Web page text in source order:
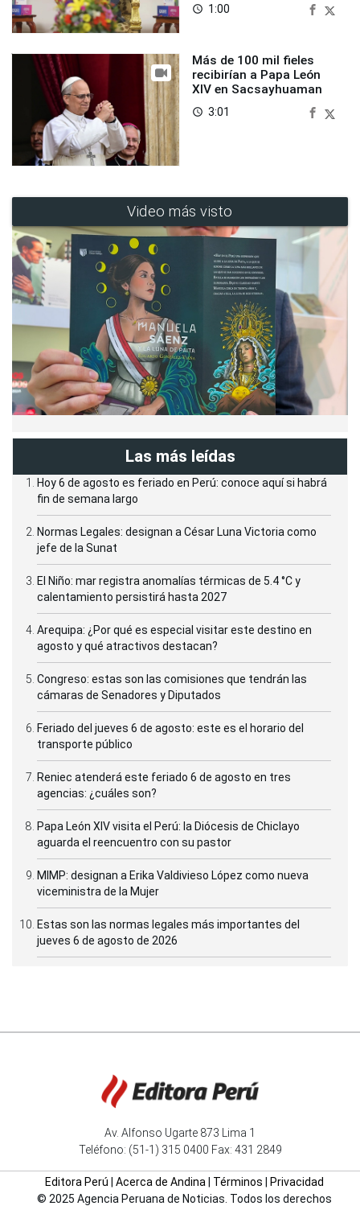
access_time 1:00
Más de 100 mil fieles
recibirían a Papa León
XIV en Sacsayhuaman
access_time 3:01
Video más visto
Las más leídas
Hoy 6 de agosto es feriado en Perú: conoce aquí si habrá
fin de semana largo
Normas Legales: designan a César Luna Victoria como
jefe de la Sunat
El Niño: mar registra anomalías térmicas de 5.4 °C y
calentamiento persistirá hasta 2027
Arequipa: ¿Por qué es especial visitar este destino en
agosto y qué atractivos destacan?
Congreso: estas son las comisiones que tendrán las
cámaras de Senadores y Diputados
Feriado del jueves 6 de agosto: este es el horario del
transporte público
Reniec atenderá este feriado 6 de agosto en tres
agencias: ¿cuáles son?
Papa León XIV visita el Perú: la Diócesis de Chiclayo
aguarda el reencuentro con su pastor
MIMP: designan a Erika Valdivieso López como nueva
viceministra de la Mujer
Estas son las normas legales más importantes del
jueves 6 de agosto de 2026
Av. Alfonso Ugarte 873 Lima 1
Teléfono: (51-1) 315 0400 Fax: 431 2849
Editora Perú Acerca de Andina Términos
Privacidad
© 2025 Agencia Peruana de Noticias. Todos los derechos